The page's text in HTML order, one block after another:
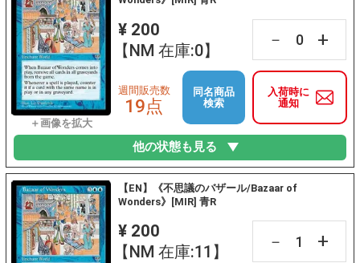
¥ 200
【NM 在庫:0】
－ +
入荷時に
通知
週間販売数
19点
同名商品
検索
他の状態も見る
【EN】《不思議のバザール/Bazaar of
Wonders》[MIR] 青R
¥ 200
【NM 在庫:11】
－ +